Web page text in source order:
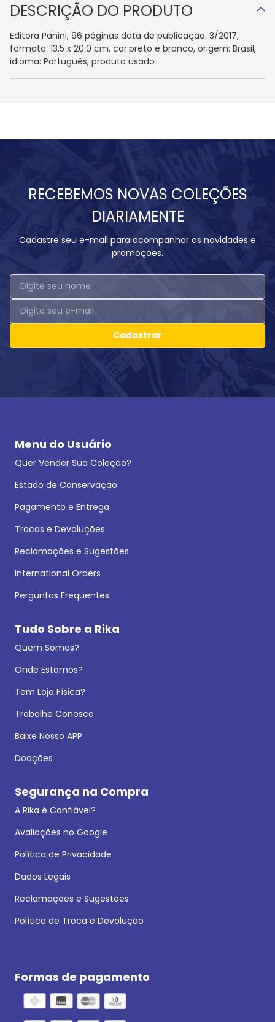
DESCRIÇÃO DO PRODUTO
Editora Panini, 96 páginas data de publicação: 3/2017,
formato: 13.5 x 20.0 cm, cor:preto e branco, origem: Brasil,
idioma: Português, produto usado
RECEBEMOS NOVAS COLEÇÕES
DIARIAMENTE
Cadastre seu e-mail para acompanhar as novidades e
promoções.
Cadastrar
Menu do Usuário
Quer Vender Sua Coleção?
Estado de Conservação
Pagamento e Entrega
Trocas e Devoluções
Reclamações e Sugestões
International Orders
Perguntas Frequentes
Tudo Sobre a Rika
Quem Somos?
Onde Estamos?
Tem Loja Física?
Trabalhe Conosco
Baixe Nosso APP
Doações
Segurança na Compra
A Rika é Confiável?
Avaliações no Google
Política de Privacidade
Dados Legais
Reclamações e Sugestões
Política de Troca e Devolução
Formas de pagamento